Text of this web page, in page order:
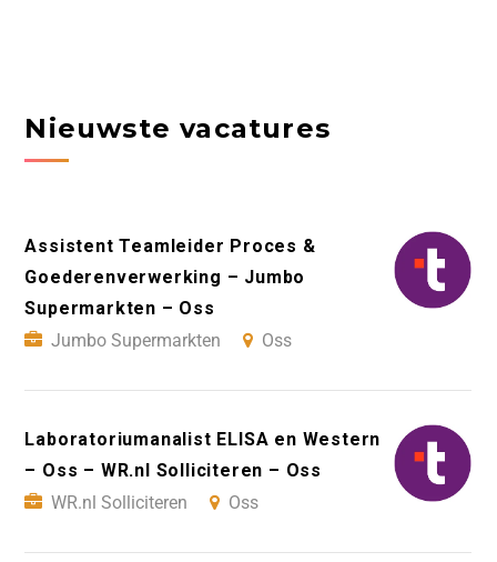
Nieuwste vacatures
Assistent Teamleider Proces &
Goederenverwerking – Jumbo
Supermarkten – Oss
Jumbo Supermarkten
Oss
Laboratoriumanalist ELISA en Western
– Oss – WR.nl Solliciteren – Oss
WR.nl Solliciteren
Oss